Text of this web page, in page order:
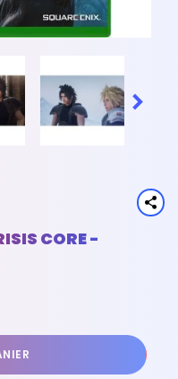

CORE -